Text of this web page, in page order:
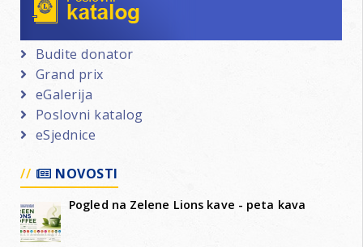
Budite donator
Grand prix
eGalerija
Poslovni katalog
eSjednice
NOVOSTI
Pogled na Zelene Lions kave - peta kava